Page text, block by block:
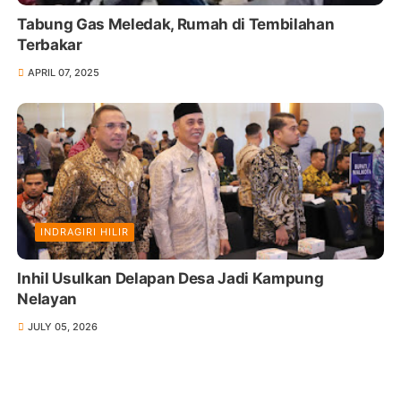
Tabung Gas Meledak, Rumah di Tembilahan
Terbakar
APRIL 07, 2025
INDRAGIRI HILIR
Inhil Usulkan Delapan Desa Jadi Kampung
Nelayan
JULY 05, 2026